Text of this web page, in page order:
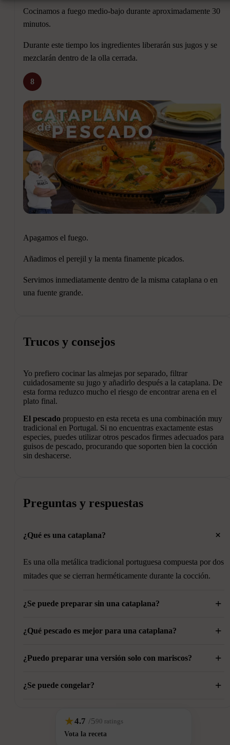
Cocinamos a fuego medio-bajo durante aproximadamente 30
minutos.
Durante este tiempo los ingredientes liberarán sus jugos y se
mezclarán dentro de la olla cerrada.
8
Apagamos el fuego.
Añadimos el perejil y la menta finamente picados.
Servimos inmediatamente dentro de la misma cataplana o en
una fuente grande.
Trucos y consejos
Yo prefiero cocinar las almejas por separado, filtrar
cuidadosamente su jugo y añadirlo después a la cataplana. De
esta forma reduzco mucho el riesgo de encontrar arena en el
plato final.
El pescado propuesto en esta receta es una combinación muy
tradicional en Portugal. Si no encuentras exactamente estas
especies, puedes utilizar otros pescados firmes adecuados para
guisos de pescado, procurando que soporten bien la cocción
sin deshacerse.
Preguntas y respuestas
¿Qué es una cataplana? +
Es una olla metálica tradicional portuguesa compuesta por dos
mitades que se cierran herméticamente durante la cocción.
¿Se puede preparar sin una cataplana? +
Sí. Puedes utilizar una cazuela amplia con una tapa que cierre
¿Qué pescado es mejor para una cataplana? +
Los pescados firmes como rape, congrio, cazón, corvina o
¿Puedo preparar una versión solo con mariscos? +
Sí. Existen versiones tradicionales elaboradas exclusivamente
¿Se puede congelar? +
se consume recién hecha.
★4.7 /590 ratings
Vota la receta